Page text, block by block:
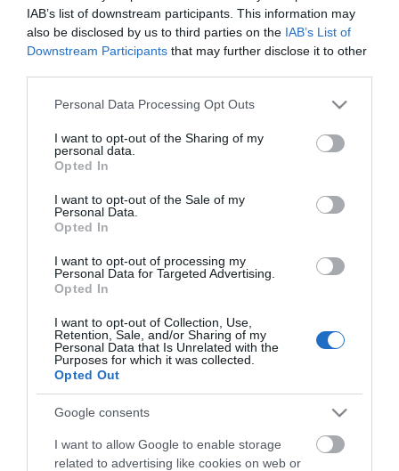
IAB’s list of downstream participants. This information may
also be disclosed by us to third parties on the IAB’s List of
Downstream Participants that may further disclose it to other
Please note that this website/app uses one or more Google
not limited to your visit or usage behaviour. You may click to
grant or deny consent to Google and its third-party tags to
use your data for below specified purposes in below Google
consent section.
Personal Data Processing Opt Outs
I want to opt-out of the Sharing of my
personal data.
Opted In
I want to opt-out of the Sale of my
Personal Data.
Opted In
I want to opt-out of processing my
Personal Data for Targeted Advertising.
Opted In
I want to opt-out of Collection, Use,
Retention, Sale, and/or Sharing of my
Personal Data that Is Unrelated with the
Purposes for which it was collected.
Opted Out
Google consents
I want to allow Google to enable storage
related to advertising like cookies on web or
Ρολόι γράφτη Φ40
SKU
ΡΟΓΡ40
18,97 €
Αγορά
Ρολόι γράφτη Φ60
14,51 €